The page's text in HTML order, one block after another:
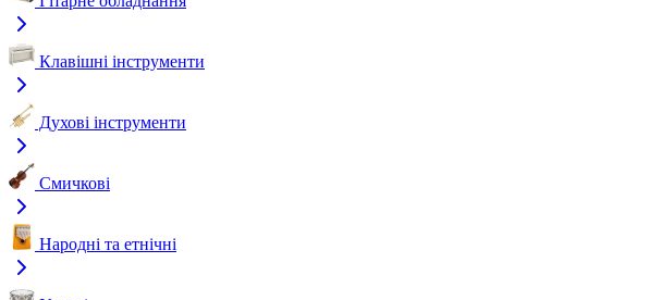
Клавішні інструменти
Духові інструменти
Смичкові
Народні та етнічні